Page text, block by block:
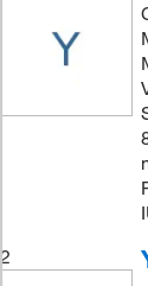
2